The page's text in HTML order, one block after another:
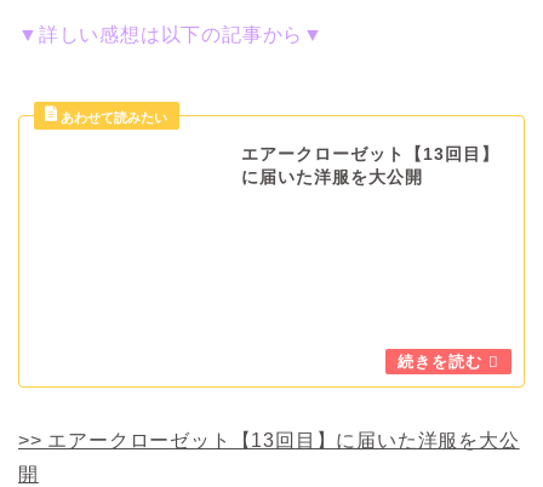
▼詳しい感想は以下の記事から▼
エアークローゼット【13回目】
に届いた洋服を大公開
>> エアークローゼット【13回目】に届いた洋服を大公
開